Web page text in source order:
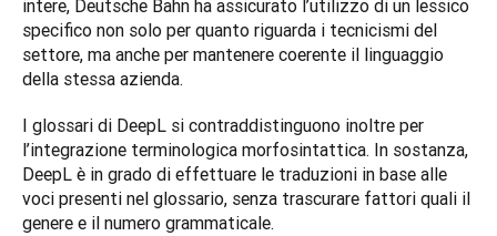
intere, Deutsche Bahn ha assicurato l’utilizzo di un lessico
specifico non solo per quanto riguarda i tecnicismi del
settore, ma anche per mantenere coerente il linguaggio
della stessa azienda.
I glossari di DeepL si contraddistinguono inoltre per
l’integrazione terminologica morfosintattica. In sostanza,
DeepL è in grado di effettuare le traduzioni in base alle
voci presenti nel glossario, senza trascurare fattori quali il
genere e il numero grammaticale.